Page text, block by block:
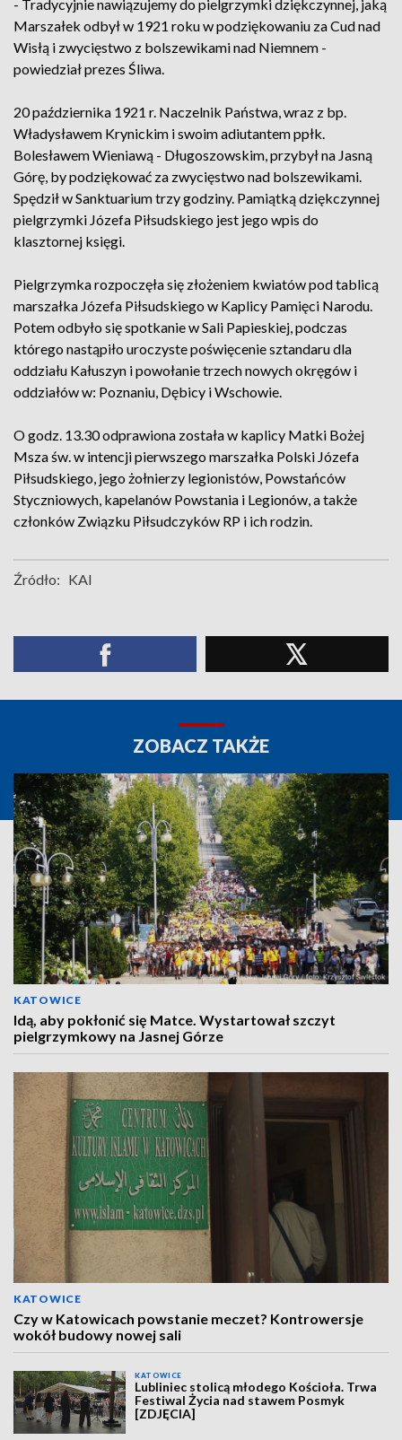
- Tradycyjnie nawiązujemy do pielgrzymki dziękczynnej, jaką
Marszałek odbył w 1921 roku w podziękowaniu za Cud nad
Wisłą i zwycięstwo z bolszewikami nad Niemnem -
powiedział prezes Śliwa.
20 października 1921 r. Naczelnik Państwa, wraz z bp.
Władysławem Krynickim i swoim adiutantem ppłk.
Bolesławem Wieniawą - Długoszowskim, przybył na Jasną
Górę, by podziękować za zwycięstwo nad bolszewikami.
Spędził w Sanktuarium trzy godziny. Pamiątką dziękczynnej
pielgrzymki Józefa Piłsudskiego jest jego wpis do
klasztornej księgi.
Pielgrzymka rozpoczęła się złożeniem kwiatów pod tablicą
marszałka Józefa Piłsudskiego w Kaplicy Pamięci Narodu.
Potem odbyło się spotkanie w Sali Papieskiej, podczas
którego nastąpiło uroczyste poświęcenie sztandaru dla
oddziału Kałuszyn i powołanie trzech nowych okręgów i
oddziałów w: Poznaniu, Dębicy i Wschowie.
O godz. 13.30 odprawiona została w kaplicy Matki Bożej
Msza św. w intencji pierwszego marszałka Polski Józefa
Piłsudskiego, jego żołnierzy legionistów, Powstańców
Styczniowych, kapelanów Powstania i Legionów, a także
członków Związku Piłsudczyków RP i ich rodzin.
Źródło: KAI
ZOBACZ TAKŻE
KATOWICE
Idą, aby pokłonić się Matce. Wystartował szczyt
pielgrzymkowy na Jasnej Górze
KATOWICE
Czy w Katowicach powstanie meczet? Kontrowersje
wokół budowy nowej sali
KATOWICE
Lubliniec stolicą młodego Kościoła. Trwa
Festiwal Życia nad stawem Posmyk
[ZDJĘCIA]